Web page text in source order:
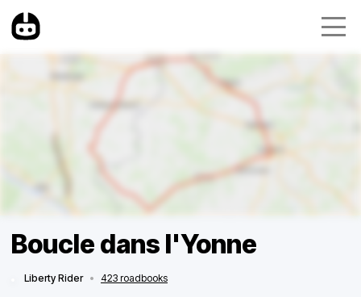
Boucle dans l'Yonne
Liberty Rider • 423 roadbooks